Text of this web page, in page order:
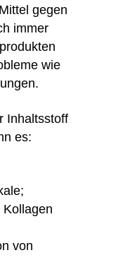
gegen
immer
wie
Inhaltsstoff
es:
Kollagen
von